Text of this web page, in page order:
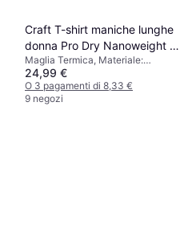
Craft T-shirt maniche lunghe
donna Pro Dry Nanoweight -
Noir
Maglia Termica, Materiale:
Elastane/Lycra/Spandex,
Poliestere
24,99 €
O 3 pagamenti di 8,33 €
9 negozi